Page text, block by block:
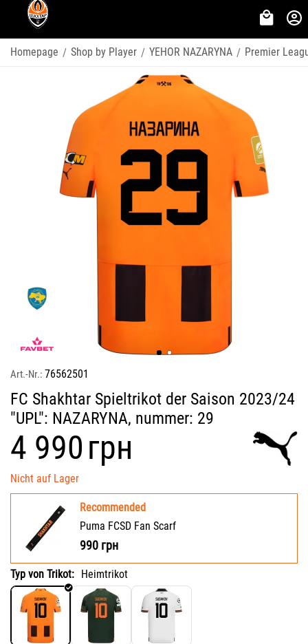
Homepage / Shop by Player / YEHOR NAZARYNA / Premier
Art.-Nr.: 76562501
FC Shakhtar Spieltrikot der Saison 2023/24
"UPL": NAZARYNA, nummer: 29
‍4 990‍грн
Nicht auf Lager
Recommended
Puma FCSD Fan Scarf
990 грн
Typ von Trikot: Heimtrikot